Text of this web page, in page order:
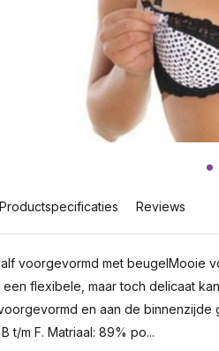
Productspecificaties Reviews
voorgevormd met beugelMooie
een flexibele, maar toch delicaat
en aan de
t/m F. Matriaal: 89% po...